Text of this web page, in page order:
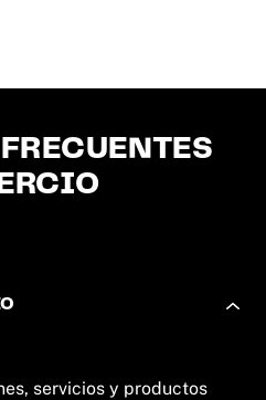
servicios y productos